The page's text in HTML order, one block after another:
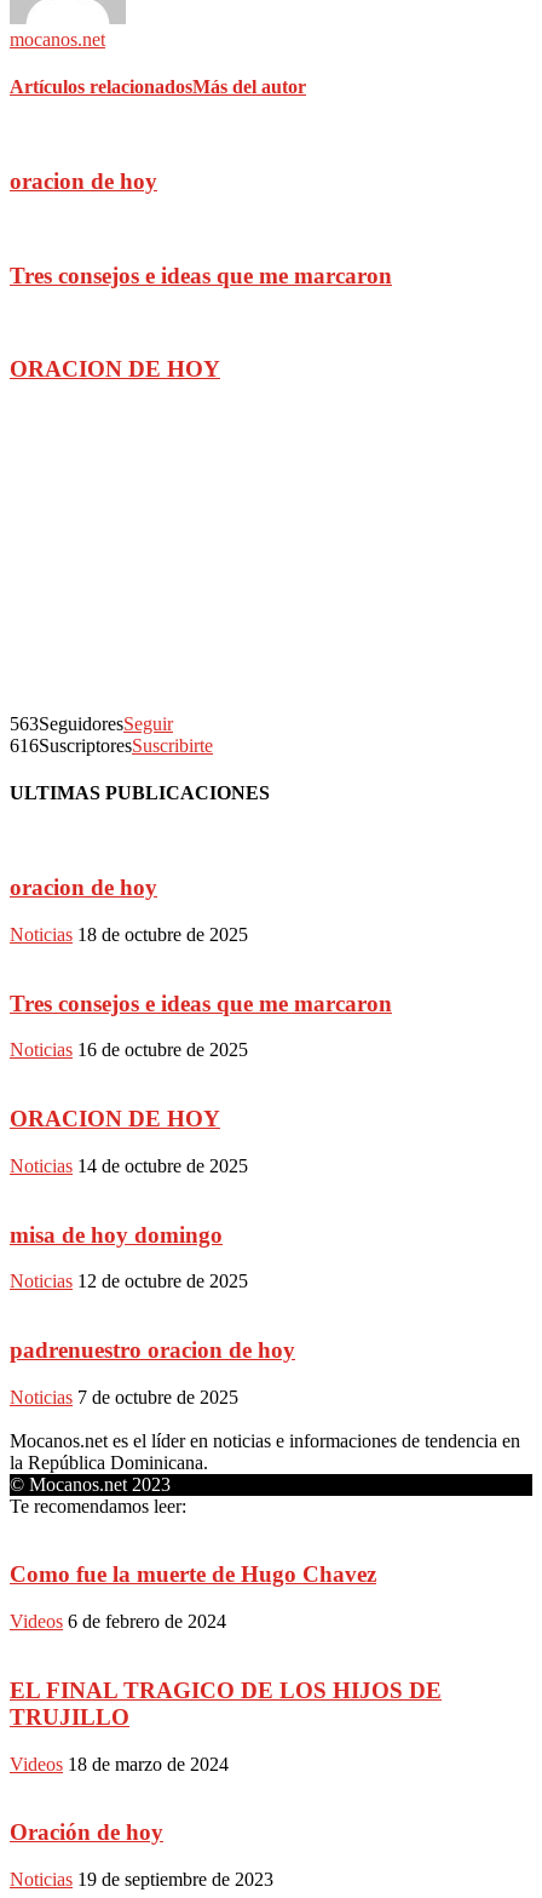
mocanos.net
Artículos relacionadosMás del autor
oracion de hoy
Tres consejos e ideas que me marcaron
ORACION DE HOY
563SeguidoresSeguir
616SuscriptoresSuscribirte
ULTIMAS PUBLICACIONES
oracion de hoy
Noticias 18 de octubre de 2025
Tres consejos e ideas que me marcaron
Noticias 16 de octubre de 2025
ORACION DE HOY
Noticias 14 de octubre de 2025
misa de hoy domingo
Noticias 12 de octubre de 2025
padrenuestro oracion de hoy
Noticias 7 de octubre de 2025
Mocanos.net es el líder en noticias e informaciones de tendencia en
la República Dominicana.
© Mocanos.net 2023
Te recomendamos leer:
Como fue la muerte de Hugo Chavez
Videos 6 de febrero de 2024
EL FINAL TRAGICO DE LOS HIJOS DE
TRUJILLO
Videos 18 de marzo de 2024
Oración de hoy
Noticias 19 de septiembre de 2023